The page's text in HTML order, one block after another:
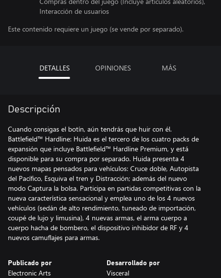
Interacción de usuarios
Este contenido requiere un juego (se vende por separado).
DETALLES OPINIONES MÁS
Descripción
Cuando consigas el botín, aún tendrás que huir con él.
Battlefield™ Hardline: Huida es el tercero de los cuatro packs de
expansión que incluye Battlefield™ Hardline Premium, y está
disponible para su compra por separado. Huida presenta 4
nuevos mapas pensados para vehículos: Cruce doble, Autopista
del Pacífico, Esquiva el tren y Distracción; además del nuevo
modo Captura la bolsa. Participa en partidas competitivas con la
nueva característica sensacional y emplea uno de los 4 nuevos
vehículos (sedán de alto rendimiento, tuneado de importación,
coupé de lujo y limusina), 4 nuevas armas, el arma cuerpo a
cuerpo hacha de bombero, el dispositivo inhibidor de RF y 4
nuevos camuflajes para armas.
Publicado por
Electronic Arts
Desarrollado por
Visceral